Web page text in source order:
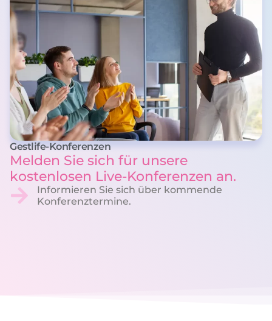
Gestlife-Konferenzen
Melden Sie sich für unsere
kostenlosen Live-Konferenzen an.
Informieren Sie sich über kommende
Konferenztermine.